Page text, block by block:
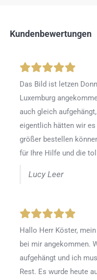
Kundenbewertungen
Das Bild ist letzen
Luxemburg
auch gleich
eigentlich hätten wir
größer bestellen
für Ihre Hilfe und die
Lucy Leer
Hallo Herr Köster,
bei mir angekommen.
aufgehängt und ich
Rest. Es wurde heute